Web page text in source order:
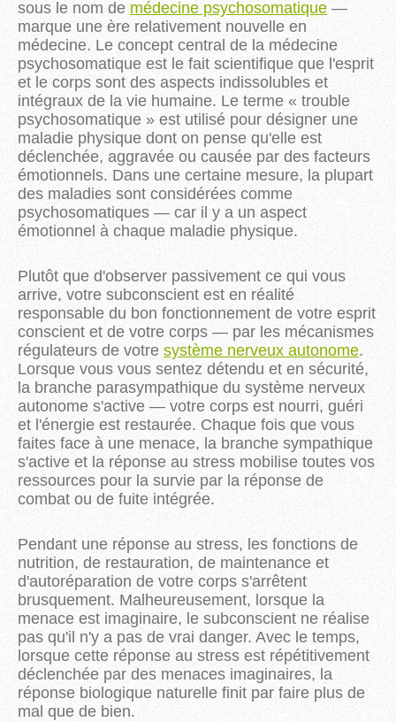
sous le nom de médecine psychosomatique —
marque une ère relativement nouvelle en
médecine. Le concept central de la médecine
psychosomatique est le fait scientifique que l'esprit
et le corps sont des aspects indissolubles et
intégraux de la vie humaine. Le terme « trouble
psychosomatique » est utilisé pour désigner une
maladie physique dont on pense qu'elle est
déclenchée, aggravée ou causée par des facteurs
émotionnels. Dans une certaine mesure, la plupart
des maladies sont considérées comme
psychosomatiques — car il y a un aspect
émotionnel à chaque maladie physique.
Plutôt que d'observer passivement ce qui vous
arrive, votre subconscient est en réalité
responsable du bon fonctionnement de votre esprit
conscient et de votre corps — par les mécanismes
régulateurs de votre système nerveux autonome.
Lorsque vous vous sentez détendu et en sécurité,
la branche parasympathique du système nerveux
autonome s'active — votre corps est nourri, guéri
et l'énergie est restaurée. Chaque fois que vous
faites face à une menace, la branche sympathique
s'active et la réponse au stress mobilise toutes vos
ressources pour la survie par la réponse de
combat ou de fuite intégrée.
Pendant une réponse au stress, les fonctions de
nutrition, de restauration, de maintenance et
d'autoréparation de votre corps s'arrêtent
brusquement. Malheureusement, lorsque la
menace est imaginaire, le subconscient ne réalise
pas qu'il n'y a pas de vrai danger. Avec le temps,
lorsque cette réponse au stress est répétitivement
déclenchée par des menaces imaginaires, la
réponse biologique naturelle finit par faire plus de
mal que de bien.